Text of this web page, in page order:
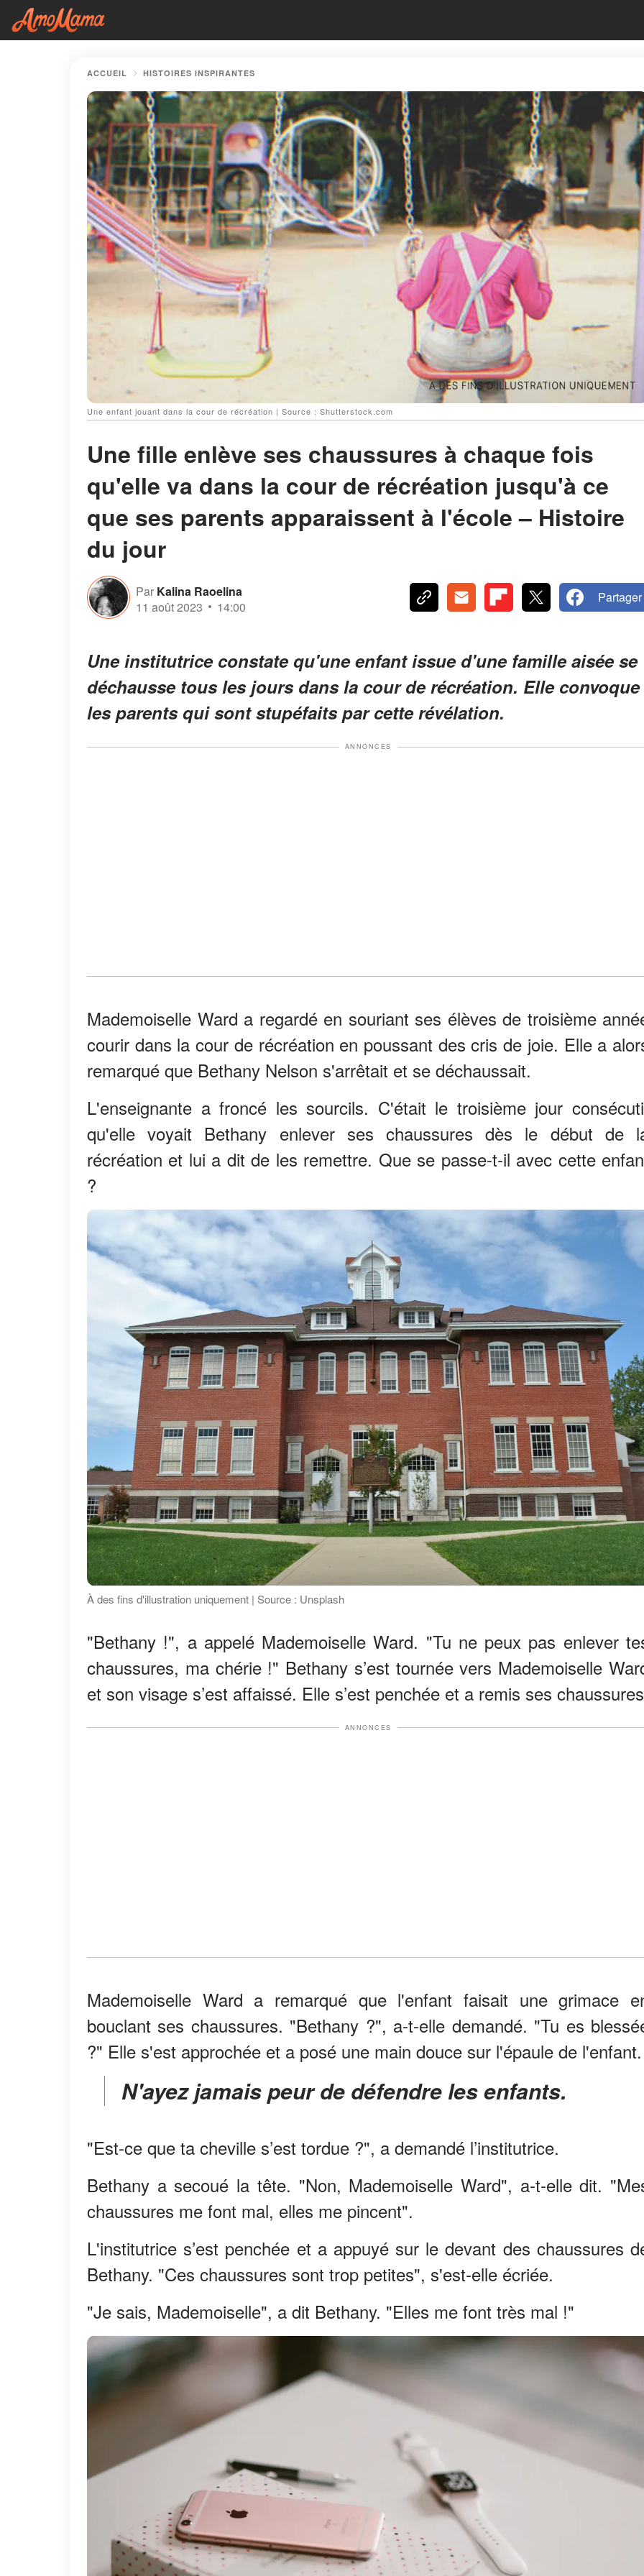
ACCUEIL HISTOIRES INSPIRANTES
Une enfant jouant dans la cour de récréation | Source : Shutterstock.com
Une fille enlève ses chaussures à chaque fois
qu'elle va dans la cour de récréation jusqu'à ce
que ses parents apparaissent à l'école – Histoire
du jour
Par Kalina Raoelina
11 août 2023
14:00
Partager
Une institutrice constate qu'une enfant issue d'une famille aisée se
déchausse tous les jours dans la cour de récréation. Elle convoque
les parents qui sont stupéfaits par cette révélation.
ANNONCES
Mademoiselle Ward a regardé en souriant ses élèves de troisième
courir dans la cour de récréation en poussant des cris de joie. Elle a
remarqué que Bethany Nelson s'arrêtait et se déchaussait.
L'enseignante a froncé les sourcils. C'était le troisième jour
qu'elle voyait Bethany enlever ses chaussures dès le début de
récréation et lui a dit de les remettre. Que se passe-t-il avec cette
?
À des fins d'illustration uniquement | Source : Unsplash
"Bethany !", a appelé Mademoiselle Ward. "Tu ne peux pas enlever
chaussures, ma chérie !" Bethany s’est tournée vers Mademoiselle
et son visage s’est affaissé. Elle s’est penchée et a remis ses
ANNONCES
Mademoiselle Ward a remarqué que l'enfant faisait une grimace
bouclant ses chaussures. "Bethany ?", a-t-elle demandé. "Tu es
?" Elle s'est approchée et a posé une main douce sur l'épaule de l'enfant.
N'ayez jamais peur de défendre les enfants.
"Est-ce que ta cheville s’est tordue ?", a demandé l’institutrice.
Bethany a secoué la tête. "Non, Mademoiselle Ward", a-t-elle dit.
chaussures me font mal, elles me pincent".
L'institutrice s’est penchée et a appuyé sur le devant des chaussures
Bethany. "Ces chaussures sont trop petites", s'est-elle écriée.
"Je sais, Mademoiselle", a dit Bethany. "Elles me font très mal !"